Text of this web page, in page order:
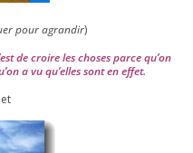
pour agran­dir)
de croire les choses parce qu’on
a vu qu’elles sont en effet.